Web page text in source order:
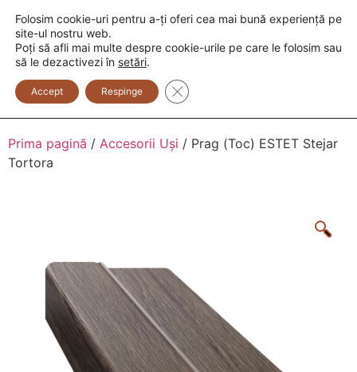
+373 600 888 33 +373 600 888 44
0
Prima pagină / Accesorii Uși / Prag (Toc) ESTET Stejar
Tortora
Folosim cookie-uri pentru a-ți oferi cea mai bună experiență pe
site-ul nostru web.
Poți să afli mai multe despre cookie-urile pe care le folosim sau
să le dezactivezi în setări.
Accept Respinge Close GDPR Cookie Banner